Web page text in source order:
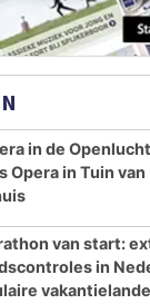
in de
Opera in Tuin van
van start:
in